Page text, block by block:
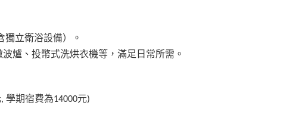
獨立衛浴設備）。
爐、投幣式洗烘衣機等，滿足日常所需。
學期宿費為14000元)